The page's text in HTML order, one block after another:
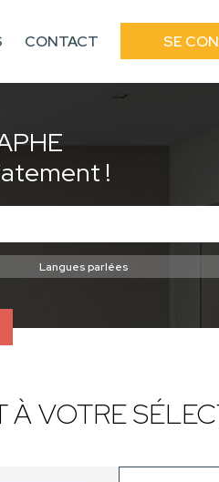
CONTACT SE
!
VOTRE